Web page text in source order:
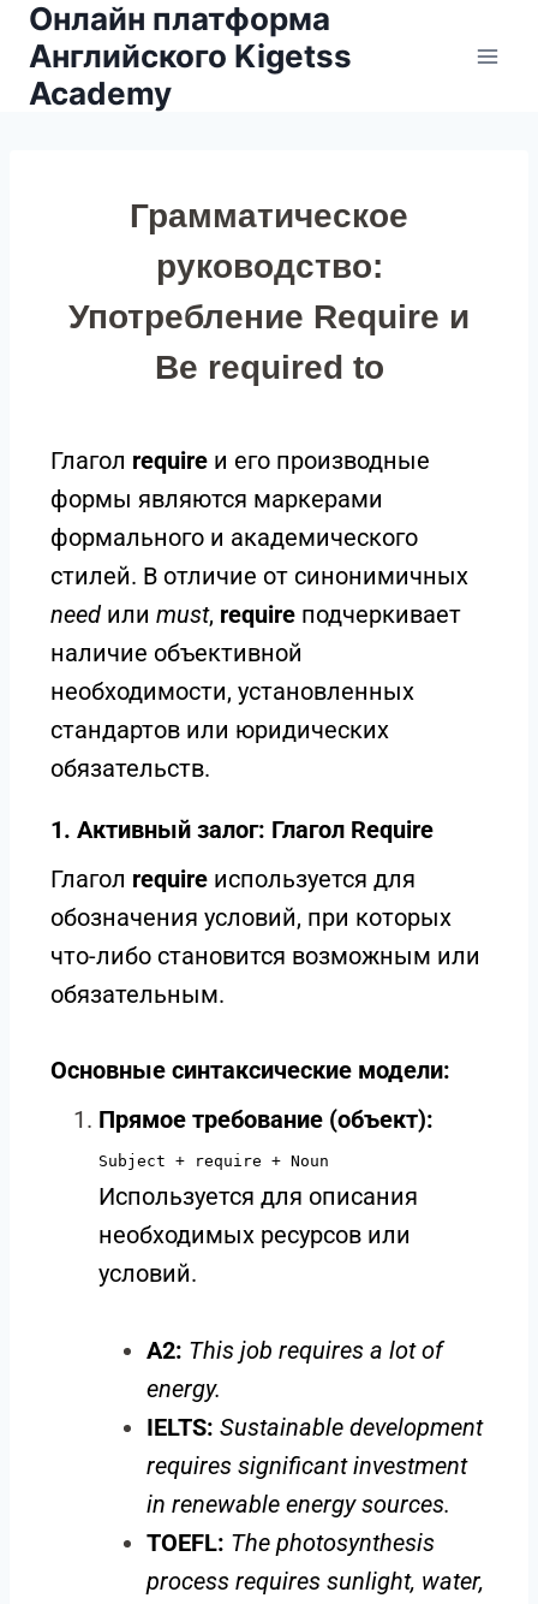
Онлайн платформа
Английского Kigetss
Academy
Грамматическое
руководство:
Употребление Require и
Be required to
Глагол require и его производные
формы являются маркерами
формального и академического
стилей. В отличие от синонимичных
need или must, require подчеркивает
наличие объективной
необходимости, установленных
стандартов или юридических
обязательств.
1. Активный залог: Глагол Require
Глагол require используется для
обозначения условий, при которых
что-либо становится возможным или
обязательным.
Основные синтаксические модели:
Прямое требование (объект):
Subject + require + Noun
Используется для описания
необходимых ресурсов или
условий.
A2: This job requires a lot of
energy.
IELTS: Sustainable development
requires significant investment
in renewable energy sources.
TOEFL: The photosynthesis
process requires sunlight, water,